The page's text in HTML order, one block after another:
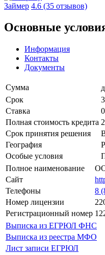
Займер 4.6 (35 отзывов)
Основные
Информация
Контакты
Документы
Сумма
Срок
Ставка
Полная стоимость кредита
Срок принятия решения
География
Особые условия
Полное наименование
Сайт
Телефоны
8
Номер лицензии
Регистрационный номер
Выписка из ЕГРЮЛ ФНС
Выписка из реестра МФО
Лист записи ЕГРЮЛ